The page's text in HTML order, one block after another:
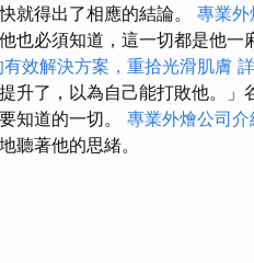
就得出了相應的結論。 專業外
也必須知道，這一切都是他
效解決方案，重拾光滑肌膚
升了，以為自己能打敗他。」
知道的一切。 專業外燴公司介
聽著他的思緒。